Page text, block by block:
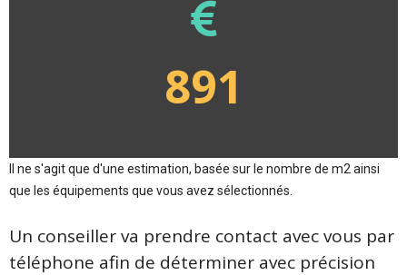
891
Il ne s'agit que d'une estimation, basée sur le nombre de m2 ainsi
que les équipements que vous avez sélectionnés.
Un conseiller va prendre contact avec vous par
téléphone afin de déterminer avec précision